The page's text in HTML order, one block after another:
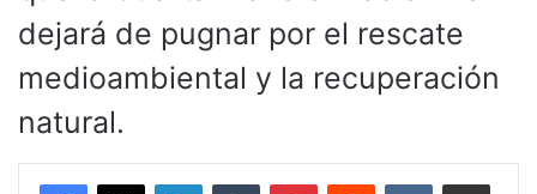
dejará de pugnar por el rescate
medioambiental y la recuperación
natural.
LinkedInTumblr PinterestReddit VKontakteCompartir por